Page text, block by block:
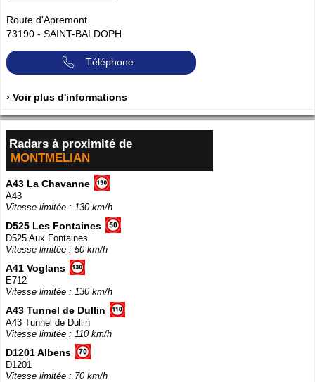
Route d'Apremont
73190 - SAINT-BALDOPH
Téléphone
› Voir plus d'informations
Radars à proximité de
MONTMELIAN
A43 La Chavanne
A43
Vitesse limitée : 130 km/h
D525 Les Fontaines
D525 Aux Fontaines
Vitesse limitée : 50 km/h
A41 Voglans
E712
Vitesse limitée : 130 km/h
A43 Tunnel de Dullin
A43 Tunnel de Dullin
Vitesse limitée : 110 km/h
D1201 Albens
D1201
Vitesse limitée : 70 km/h